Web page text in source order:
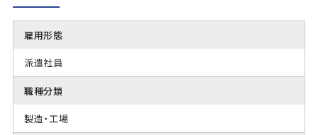
雇用形態
派遣社員
職種分類
製造・工場